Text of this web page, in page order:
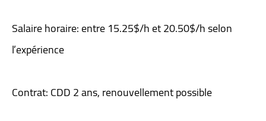
Salaire horaire: entre 15.25$/h et 20.50$/h selon
l’expérience
Contrat: CDD 2 ans, renouvellement possible